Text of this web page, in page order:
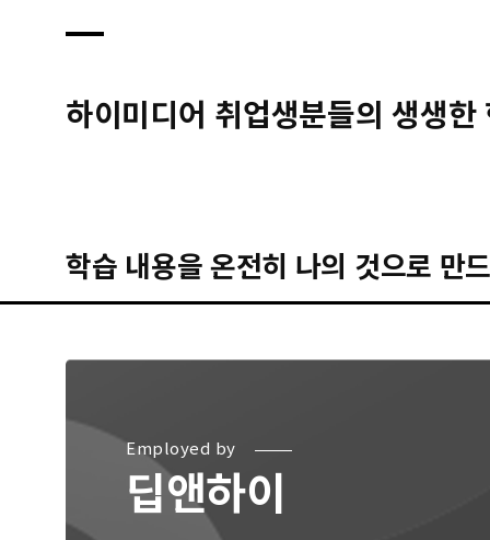
하이미디어 취업생분들의 생생한
학습 내용을 온전히 나의 것으로 만
Employed by
딥앤하이